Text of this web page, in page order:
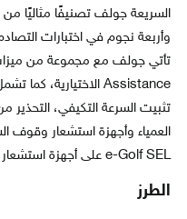
السريعة جولف تصنيفًا مثاليًا من
وأربعة نجوم في اختبارات
تثبيت السرعة التكيفي، التحذير
العمياء وأجهزة استشعار وقوف
e-Golf SEL على أجهزة استشعار وقوف السيارات.
الطرز